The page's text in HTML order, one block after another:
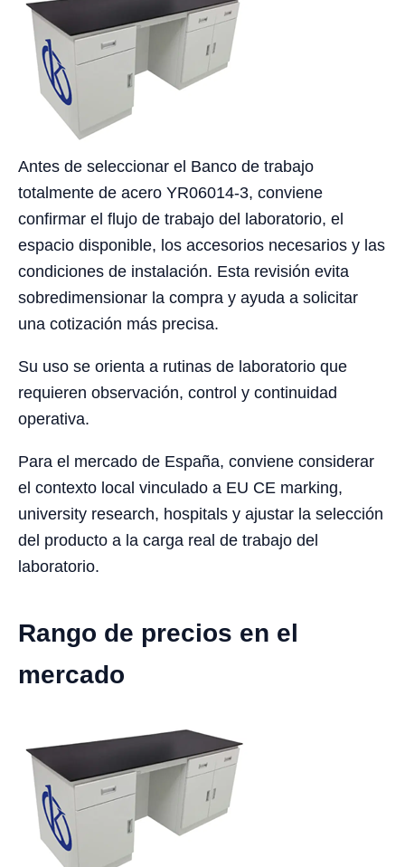
Antes de seleccionar el Banco de trabajo
totalmente de acero YR06014-3, conviene
confirmar el flujo de trabajo del laboratorio, el
espacio disponible, los accesorios necesarios y las
condiciones de instalación. Esta revisión evita
sobredimensionar la compra y ayuda a solicitar
una cotización más precisa.
Su uso se orienta a rutinas de laboratorio que
requieren observación, control y continuidad
operativa.
Para el mercado de España, conviene considerar
el contexto local vinculado a EU CE marking,
university research, hospitals y ajustar la selección
del producto a la carga real de trabajo del
laboratorio.
Rango de precios en el
mercado